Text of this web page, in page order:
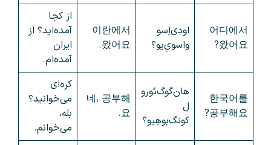
어디에서
왔어요?
اودی‌اِسو
واسو‌یِ‌یو؟
이란에서
왔어요.
از کجا
آمده‌اید؟ از
ایران
آمده‌ام.
한국어를
공부해요?
هان‌گوگ‌ئورو
ل
کونگ‌بو‌هِیو؟
네، 공부해
요.
کره‌ای
می‌خوانید؟
بله،
می‌خوانم.